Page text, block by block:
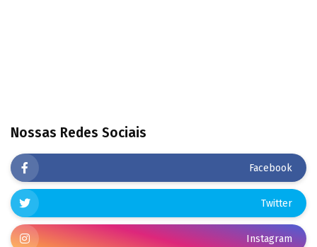
Nossas Redes Sociais
Facebook
Twitter
Instagram